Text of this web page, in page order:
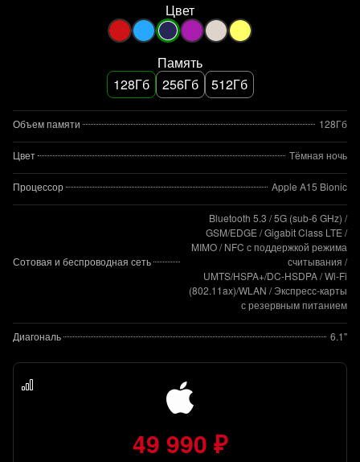
Цвет
Память
128Гб
256Гб 512Гб
Объем памяти 128Гб
Цвет Тёмная ночь
Процессор Apple A15 Bionic
Сотовая и беспроводная сеть
Bluetooth 5.3 / 5G (sub‑6 GHz) /
GSM/EDGE / Gigabit Class LTE /
MIMO / NFC с поддержкой режима
считывания /
UMTS/HSPA+/DC‑HSDPA / Wi-Fi
(802.11​ax)/WLAN / Экспресс‑карты
с резервным питанием
Диагональ 6.1"
49 990 ₽